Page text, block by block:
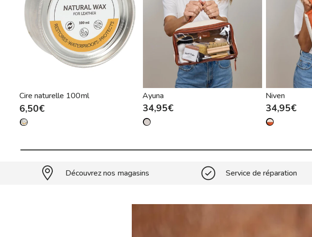
Cire naturelle 100ml
6,50€
Ayuna
34,95€
Niven
34,95€
Découvrez nos magasins Service de réparation